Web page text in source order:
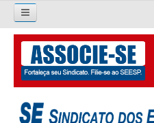
Pesquisar...
O SINDICATO
APRESENTAÇÃO